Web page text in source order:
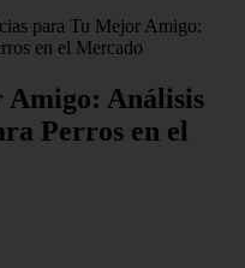
para Tu Mejor Amigo:
en el Mercado
Análisis
Perros en el